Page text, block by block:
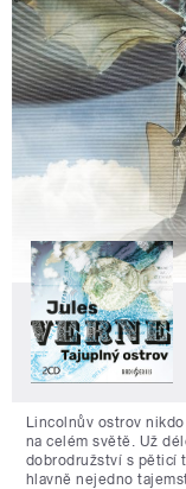
Lincolnův ostrov
na celém světě. Už
dobrodružství s pěticí
hlavně nejedno